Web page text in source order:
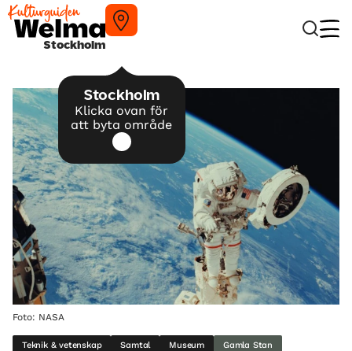
Stockholm
Stockholm
Klicka ovan för
att byta område
Foto: NASA
Teknik & vetenskap Samtal Museum Gamla Stan